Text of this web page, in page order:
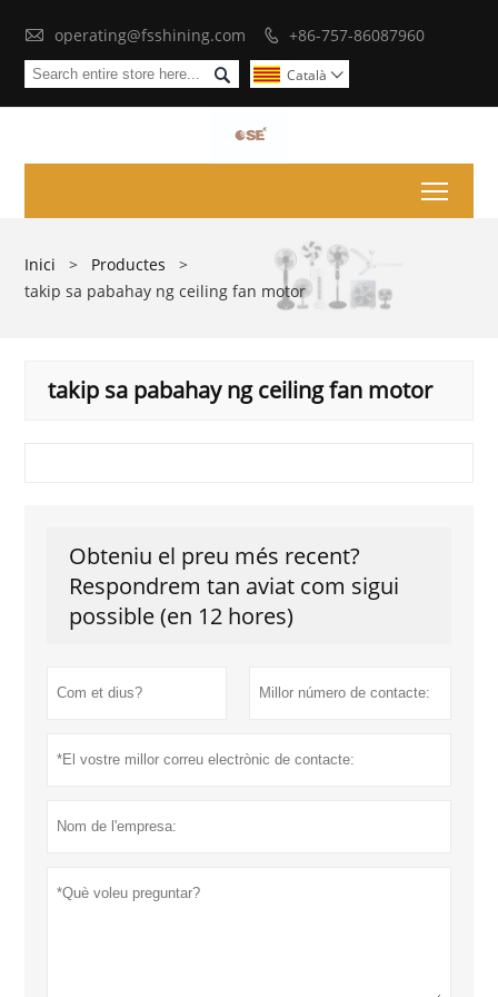
 operating@fsshining.com  +86-757-86087960
 Català 
Inici > Productes
>
takip sa pabahay ng ceiling fan motor
takip sa pabahay ng ceiling fan motor
Obteniu el preu més recent?
Respondrem tan aviat com sigui
possible (en 12 hores)